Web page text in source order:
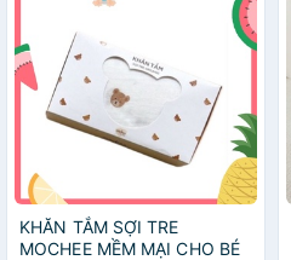
KHĂN TẮM SỢI TRE
MOCHEE MỀM MẠI CHO BÉ